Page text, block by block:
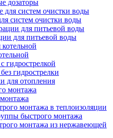
дозаторы
систем очистки воды
для питьевой воды
гидрострелкой
гидрострелки
для отопления
монтажа в теплоизоляции
быстрого монтажа
монтажа из нержавеющей